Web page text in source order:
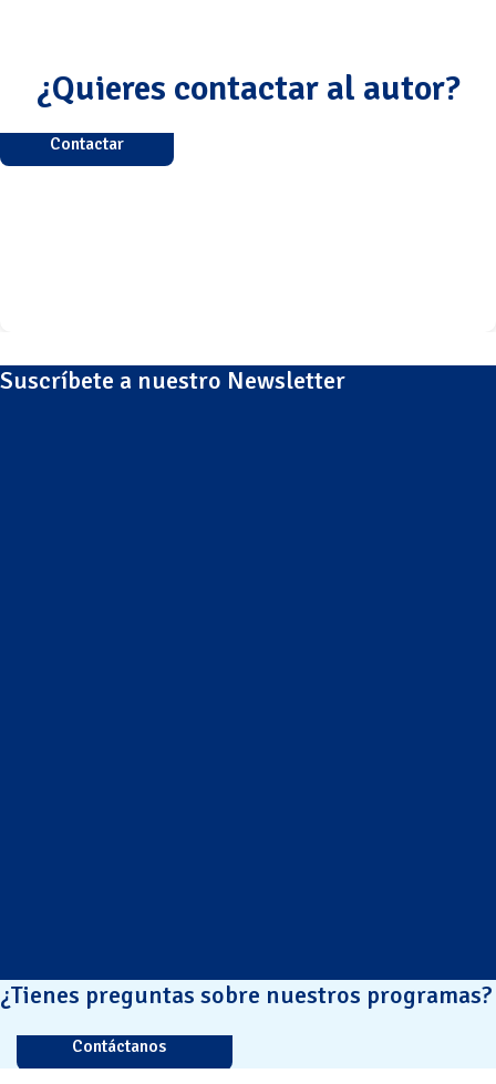
¿Quieres contactar al autor?
Contactar
Suscríbete a nuestro Newsletter
¿Tienes preguntas sobre nuestros programas?
Contáctanos